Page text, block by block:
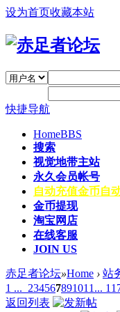
设为首页收藏本站
快捷导航
HomeBBS
搜索
视觉地带主站
永久会员帐号
自动充值金币自
金币提现
淘宝网店
在线客服
JOIN US
赤足者论坛»Home › 站
1 ... 234567891011 ...
返回列表